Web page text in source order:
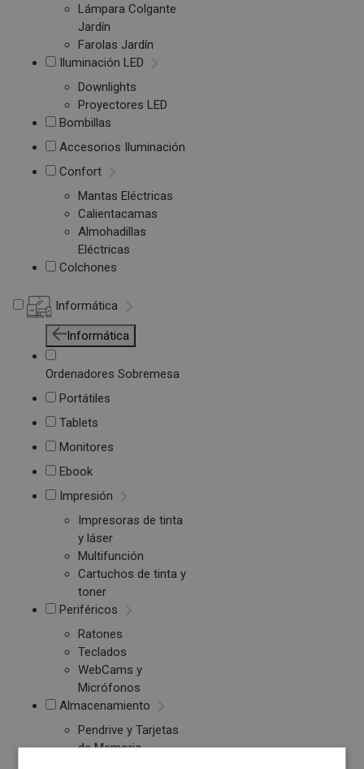
Lámpara Colgante
Jardín
Farolas Jardín
Iluminación LED
Downlights
Proyectores LED
Bombillas
Accesorios Iluminación
Confort
Mantas Eléctricas
Calientacamas
Almohadillas
Eléctricas
Colchones
Informática
Informática
Ordenadores Sobremesa
Portátiles
Tablets
Monitores
Ebook
Impresión
Impresoras de tinta
y láser
Multifunción
Cartuchos de tinta y
toner
Periféricos
Ratones
Teclados
WebCams y
Micrófonos
Almacenamiento
Pendrive y Tarjetas
de Memoria